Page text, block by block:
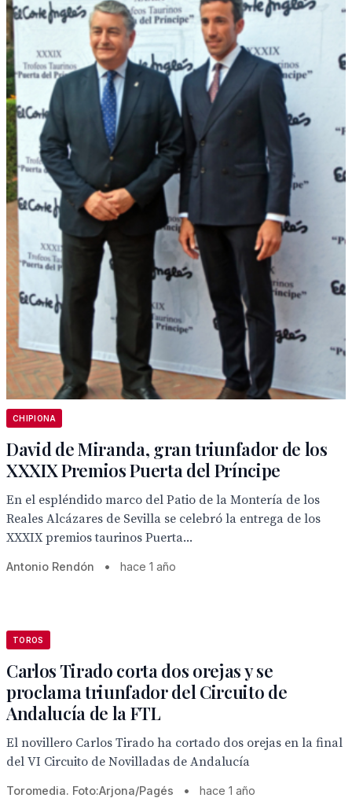
CHIPIONA
David de Miranda, gran triunfador de los
XXXIX Premios Puerta del Príncipe
En el espléndido marco del Patio de la Montería de los
Reales Alcázares de Sevilla se celebró la entrega de los
XXXIX premios taurinos Puerta...
Antonio Rendón • hace 1 año
TOROS
Carlos Tirado corta dos orejas y se
proclama triunfador del Circuito de
Andalucía de la FTL
El novillero Carlos Tirado ha cortado dos orejas en la final
del VI Circuito de Novilladas de Andalucía
Toromedia. Foto:Arjona/Pagés • hace 1 año